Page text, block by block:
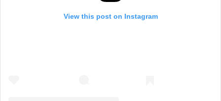
View this post on Instagram